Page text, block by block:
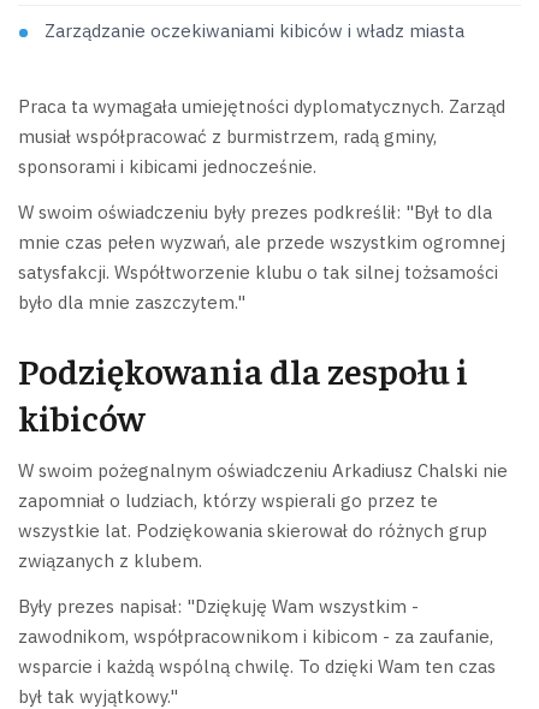
Zarządzanie oczekiwaniami kibiców i władz miasta
Praca ta wymagała umiejętności dyplomatycznych. Zarząd
musiał współpracować z burmistrzem, radą gminy,
sponsorami i kibicami jednocześnie.
W swoim oświadczeniu były prezes podkreślił: "Był to dla
mnie czas pełen wyzwań, ale przede wszystkim ogromnej
satysfakcji. Współtworzenie klubu o tak silnej tożsamości
było dla mnie zaszczytem."
Podziękowania dla zespołu i
kibiców
W swoim pożegnalnym oświadczeniu Arkadiusz Chalski nie
zapomniał o ludziach, którzy wspierali go przez te
wszystkie lat. Podziękowania skierował do różnych grup
związanych z klubem.
Były prezes napisał: "Dziękuję Wam wszystkim -
zawodnikom, współpracownikom i kibicom - za zaufanie,
wsparcie i każdą wspólną chwilę. To dzięki Wam ten czas
był tak wyjątkowy."